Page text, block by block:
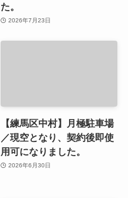
た。
2026年7月23日
【練馬区中村】月極駐車場
／現空となり、契約後即使
用可になりました。
2026年6月30日